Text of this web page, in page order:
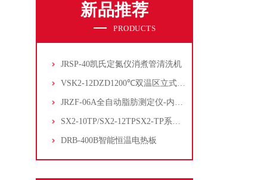
新品推荐
PRODUCTS
JRSP-40凯氏定氮仪消煮管清洗机
VSK2-12DZD1200℃双温区立式管式炉
JRZF-06A全自动脂肪测定仪-内置电子制冷系统
SX2-10TP/SX2-12TPSX2-TP系列经济型陶瓷纤维马弗炉
DRB-400B智能恒温电热板